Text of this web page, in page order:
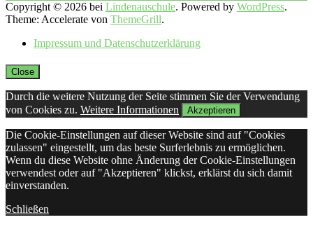
Copyright © 2026 bei Lindenauschule. Powered by WordPress.
Theme: Accelerate von ThemeGrill.
Impressum und Datenschutzerklärung
Close
Durch die weitere Nutzung der Seite stimmen Sie der Verwendung
von Cookies zu. Weitere Informationen Akzeptieren
Die Cookie-Einstellungen auf dieser Website sind auf "Cookies
zulassen" eingestellt, um das beste Surferlebnis zu ermöglichen.
Wenn du diese Website ohne Änderung der Cookie-Einstellungen
verwendest oder auf "Akzeptieren" klickst, erklärst du sich damit
einverstanden.
Schließen